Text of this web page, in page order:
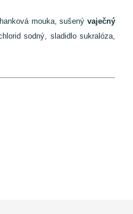
mouka, sušenývaječný
sodný, sladidlo sukralóza,